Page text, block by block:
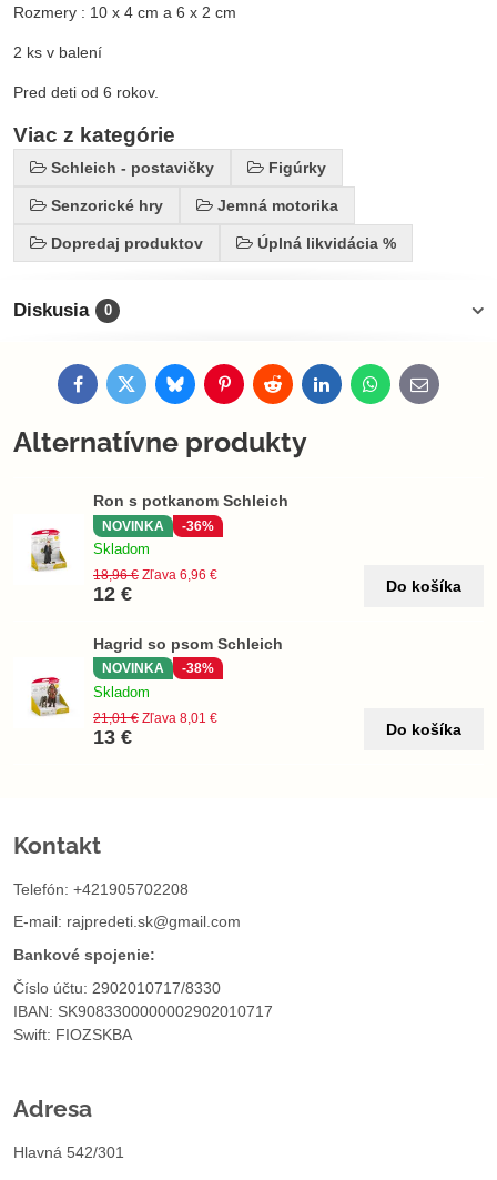
Rozmery : 10 x 4 cm a 6 x 2 cm
2 ks v balení
Pred deti od 6 rokov.
Viac z kategórie
Schleich - postavičky Figúrky
Senzorické hry Jemná motorika
Dopredaj produktov Úplná likvidácia %
Diskusia 0
FacebookTwitterBlueskyPinterestRedditLinkedInWhatsApp
E-
mail
Alternatívne produkty
Ron s potkanom Schleich
NOVINKA -36%
Skladom
12 €
18,96 € Zľava 6,96 €
Do košíka
Hagrid so psom Schleich
NOVINKA -38%
Skladom
13 €
21,01 € Zľava 8,01 €
Do košíka
Kontakt
Telefón: +421905702208
E-mail: rajpredeti.sk@gmail.com
Bankové spojenie:
Číslo účtu: 2902010717/8330
IBAN: SK9083300000002902010717
Swift: FIOZSKBA
Adresa
Hlavná 542/301